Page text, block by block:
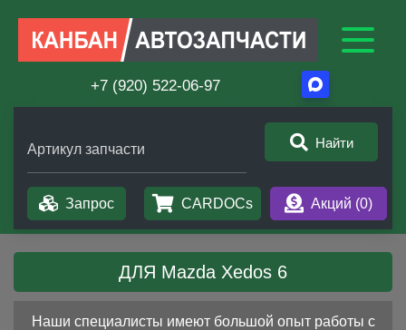
+7 (920) 522-06-97
Артикул запчасти Найти
Запрос CARDOCs Акций (0)
ДЛЯ Mazda Xedos 6
Наши специалисты имеют большой опыт работы с